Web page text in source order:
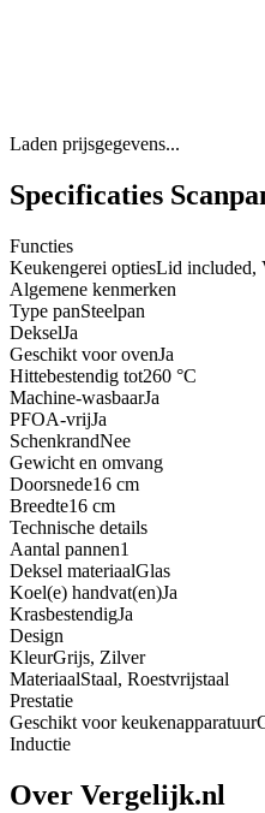
Laden prijsgegevens...
Specificaties
Functies
Keukengerei optiesLid included,
Algemene kenmerken
Type panSteelpan
DekselJa
Geschikt voor ovenJa
Hittebestendig tot260 °C
Machine-wasbaarJa
PFOA-vrijJa
SchenkrandNee
Gewicht en omvang
Doorsnede16 cm
Breedte16 cm
Technische details
Aantal pannen1
Deksel materiaalGlas
Koel(e) handvat(en)Ja
KrasbestendigJa
Design
KleurGrijs, Zilver
MateriaalStaal, Roestvrijstaal
Prestatie
Geschikt voor keukenapparatuur
Inductie
Over Vergelijk.nl